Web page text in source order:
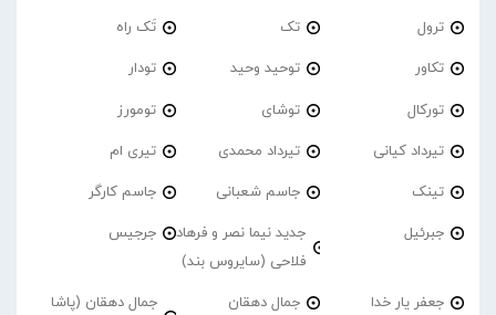
ترول تک تَک راه
تکاور توحید وحید تودار
تورکال توشای تومورز
تیرداد کیانی تیرداد محمدی تیری ام
تینک جاسم شعبانی جاسم کارگر
جبرئیل
جدید نیما نصر و فرهاد
فلاحی (سایروس بند)
جرجیس
جعفر یار خدا جمال دهقان
جمال دهقان (پاشا